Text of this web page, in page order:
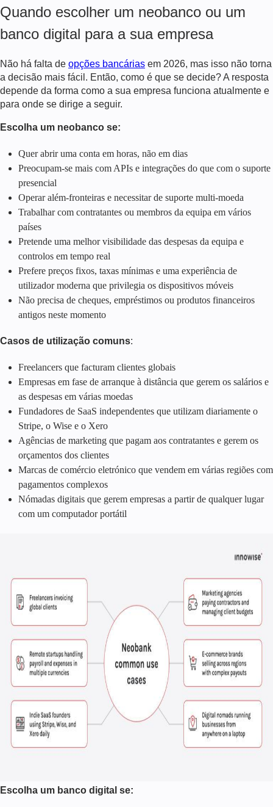
Quando escolher um neobanco ou um
banco digital para a sua empresa
Não há falta de opções bancárias em 2026, mas isso não torna
a decisão mais fácil. Então, como é que se decide? A resposta
depende da forma como a sua empresa funciona atualmente e
para onde se dirige a seguir.
Escolha um neobanco se:
Quer abrir uma conta em horas, não em dias
Preocupam-se mais com APIs e integrações do que com o suporte
presencial
Operar além-fronteiras e necessitar de suporte multi-moeda
Trabalhar com contratantes ou membros da equipa em vários
países
Pretende uma melhor visibilidade das despesas da equipa e
controlos em tempo real
Prefere preços fixos, taxas mínimas e uma experiência de
utilizador moderna que privilegia os dispositivos móveis
Não precisa de cheques, empréstimos ou produtos financeiros
antigos neste momento
Casos de utilização comuns:
Freelancers que facturam clientes globais
Empresas em fase de arranque à distância que gerem os salários e
as despesas em várias moedas
Fundadores de SaaS independentes que utilizam diariamente o
Stripe, o Wise e o Xero
Agências de marketing que pagam aos contratantes e gerem os
orçamentos dos clientes
Marcas de comércio eletrónico que vendem em várias regiões com
pagamentos complexos
Nómadas digitais que gerem empresas a partir de qualquer lugar
com um computador portátil
Escolha um banco digital se: